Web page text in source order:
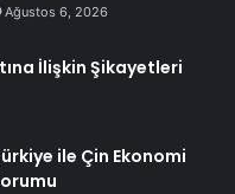
Ağustos 6, 2026
İlişkin Şikayetleri
ile Çin Ekonomi